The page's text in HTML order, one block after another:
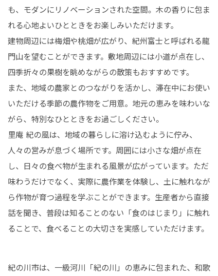
も、モダンにリノベーションされた空間。木の香りに包ま
れる心地よいひとときをお楽しみいただけます。  ​
建物周辺には梅畑や桃畑が広がり、紀州富士と呼ばれる龍
門山を望むことができます。敷地周辺には小道が点在し、
四季折々の果樹を眺めながらの散策もおすすめです。
また、地域の農家とのつながりを活かし、滞在中にお使い
いただける季節の農作物をご用意。地元の恵みを味わいな
がら、特別なひとときをお過ごしください。 ​
里庵 紀の風は、地域の暮らしに溶け込むように佇み、
人々の営みが息づく場所です。周囲には小さな畑が点在
し、日々の食べ物が生まれる風景が広がっています。ただ
味わうだけでなく、実際に農作業を体験し、土に触れなが
ら作物が育つ過程を学ぶことができます。生産者から直接
話を聞き、普段は知ることのない「食のはじまり」に触れ
ることで、食べることの大切さを実感していただけます。
紀の川市は、一級河川「紀の川」の恵みに包まれた、和歌